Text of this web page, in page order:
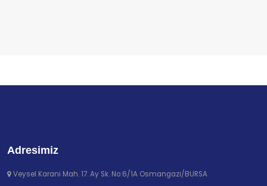
Adresimiz
Veysel Karani Mah. 17. Ay Sk. No:6/1A Osmangazi/BURSA